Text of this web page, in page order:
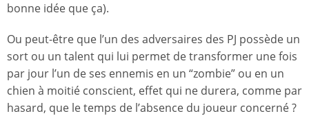
bonne idée que ça).
Ou peut-être que l’un des adversaires des PJ possède un
sort ou un talent qui lui permet de transformer une fois
par jour l’un de ses ennemis en un “zombie” ou en un
chien à moitié conscient, effet qui ne durera, comme par
hasard, que le temps de l’absence du joueur concerné ?